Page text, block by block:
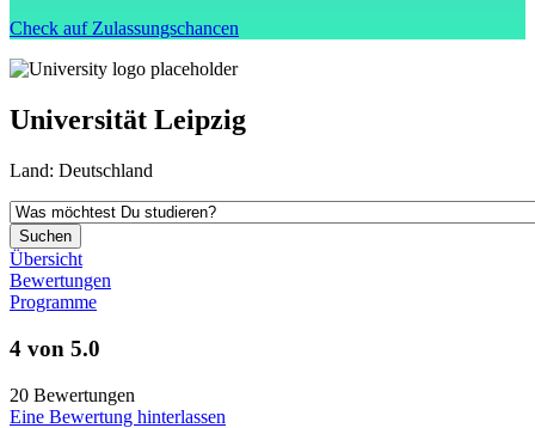
Check auf Zulassungschancen
Universität Leipzig
Land: Deutschland
Übersicht
Bewertungen
Programme
4 von 5.0
20 Bewertungen
Eine Bewertung hinterlassen